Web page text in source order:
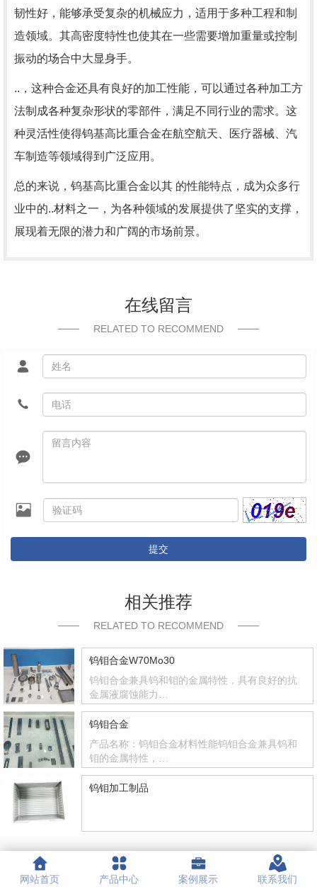
韧性好，能够承受复杂的机械应力，适用于多种工程和制
造领域。其高密度特性也使其在一些需要增加重量或控制
振动的场合中大显身手。
..，这种合金还具有良好的加工性能，可以通过各种加工方
法制成各种复杂形状的零部件，满足不同行业的需求。这
种灵活性使得钨基高比重合金在航空航天、医疗器械、汽
车制造等领域得到广泛应用。
总的来说，钨基高比重合金以其 的性能特点，成为众多行
业中的..材料之一，为各种领域的发展提供了坚实的支撑，
展现着无限的潜力和广阔的市场前景。
在线留言
RELATED TO RECOMMEND
提交
相关推荐
RELATED TO RECOMMEND
钨钼合金W70Mo30
钨钼合金兼具钨和钼的金属特性，具有良好的抗
金属液腐蚀能力…
钨钼合金
产品名称：钨钼合金材料性能钨钼合金兼具钨和
钼的金属特性，…
钨钼加工制品
网站首页 产品中心 案例展示 联系我们